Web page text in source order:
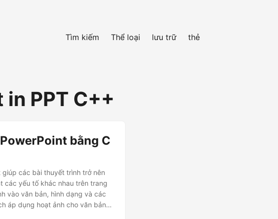
Tìm kiếm Thể loại lưu trữ thẻ
PPT C++
bằng C
các bài thuyết trình trở nên
các yếu tố khác nhau trên trang
vào văn bản, hình dạng và các
áp dụng hoạt ảnh cho văn bản